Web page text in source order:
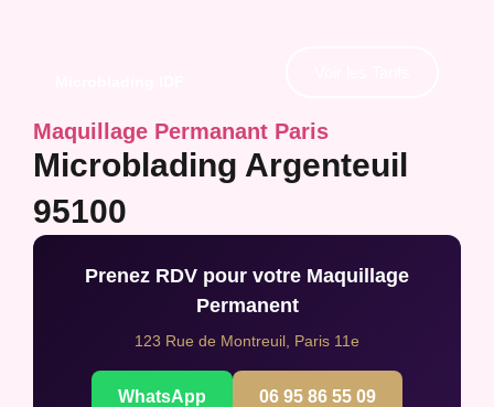
Maquillage Permanant Paris
Microblading Argenteuil
95100
Prenez RDV pour votre Maquillage
Permanent
123 Rue de Montreuil, Paris 11e
WhatsApp 06 95 86 55 09